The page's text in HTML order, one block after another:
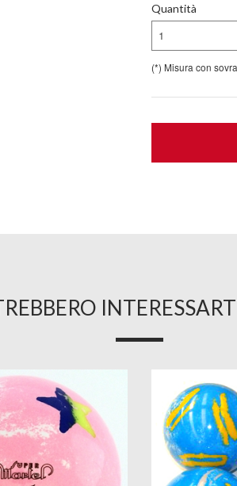
Quantità
1
(*) Misura con